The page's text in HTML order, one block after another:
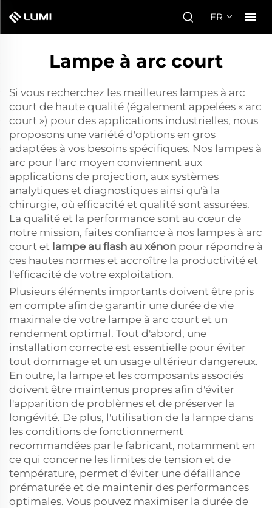
FR
Lampe à arc court
Si vous recherchez les meilleures lampes à arc
court de haute qualité (également appelées « arc
court ») pour des applications industrielles, nous
proposons une variété d'options en gros
adaptées à vos besoins spécifiques. Nos lampes à
arc pour l'arc moyen conviennent aux
applications de projection, aux systèmes
analytiques et diagnostiques ainsi qu'à la
chirurgie, où efficacité et qualité sont assurées.
La qualité et la performance sont au cœur de
notre mission, faites confiance à nos lampes à arc
court et lampe au flash au xénon pour répondre à
ces hautes normes et accroître la productivité et
l'efficacité de votre exploitation.
Plusieurs éléments importants doivent être pris
en compte afin de garantir une durée de vie
maximale de votre lampe à arc court et un
rendement optimal. Tout d'abord, une
installation correcte est essentielle pour éviter
tout dommage et un usage ultérieur dangereux.
En outre, la lampe et les composants associés
doivent être maintenus propres afin d'éviter
l'apparition de problèmes et de préserver la
longévité. De plus, l'utilisation de la lampe dans
les conditions de fonctionnement
recommandées par le fabricant, notamment en
ce qui concerne les limites de tension et de
température, permet d'éviter une défaillance
prématurée et de maintenir des performances
optimales. Vous pouvez maximiser la durée de